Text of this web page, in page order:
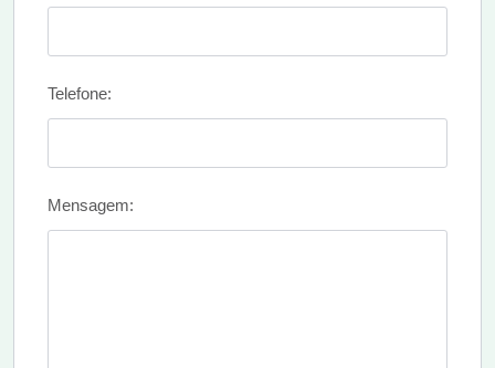
Telefone:
Mensagem: